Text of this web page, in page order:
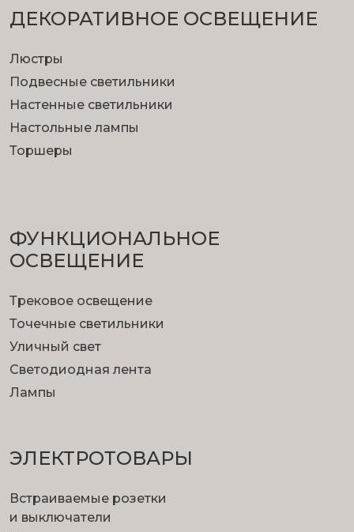
ДЕКОРАТИВНОЕ ОСВЕЩЕНИЕ
Люстры
Подвесные светильники
Настенные светильники
Настольные лампы
Торшеры
ФУНКЦИОНА­ЛЬНОЕ
ОСВЕЩЕНИЕ
Трековое освещение
Точечные светильники
Уличный свет
Светодиодная лента
Лампы
ЭЛЕКТРОТОВАРЫ
Встраиваемые розетки
и выключатели